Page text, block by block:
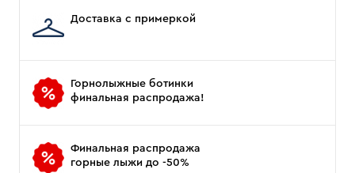
Доставка с примеркой
Горнолыжные ботинки
финальная распродажа!
Финальная распродажа
горные лыжи до -50%